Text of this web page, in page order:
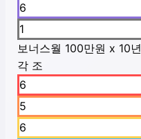
6
1
보너스월 100만원 x 10년
각 조
6
5
6